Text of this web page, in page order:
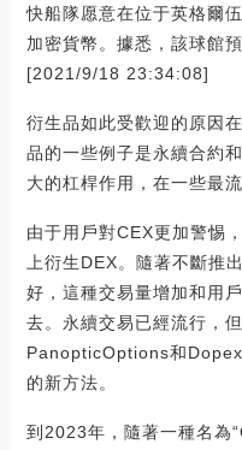
快船隊愿意在位于英格爾
加密貨幣。據悉，該球館
[2021/9/18 23:34:08]
衍生品如此受歡迎的原因
品的一些例子是永續合約
大的杠桿作用，在一些最
由于用戶對CEX更加警惕
上衍生DEX。隨著不斷推
好，這種交易量增加和用
去。永續交易已經流行，
PanopticOptions和
的新方法。
到2023年，隨著一種名為